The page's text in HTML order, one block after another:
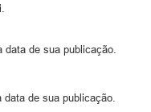
data de sua publicação.
data de sua publicação.